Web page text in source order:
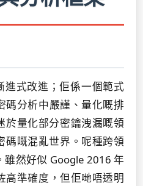
進式改進；佢係一個範式
碼分析中嚴謹、量化嘅排
量化部分密鑰洩漏嘅領
嘅混亂世界。呢種跨領
然好似 Google 2016 年
高準確度，但佢哋唔透明